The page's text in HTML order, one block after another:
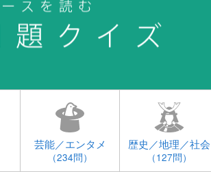
芸能／エンタメ
（234問）
歴史／地理／社会
（127問）